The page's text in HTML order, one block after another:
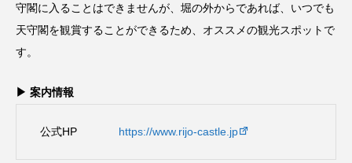
守閣に入ることはできませんが、堀の外からであれば、いつでも
天守閣を観賞することができるため、オススメの観光スポットで
す。
▶ 案内情報
公式HP https://www.rijo-castle.jp